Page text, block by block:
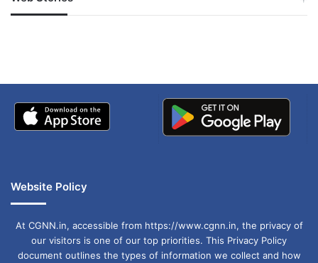
जम्मू-कश्मीर में बारिश से
अपडेट
खाई में धक्का… आरोपियों ने
Website Policy
At CGNN.in, accessible from https://www.cgnn.in, the privacy of
our visitors is one of our top priorities. This Privacy Policy
document outlines the types of information we collect and how